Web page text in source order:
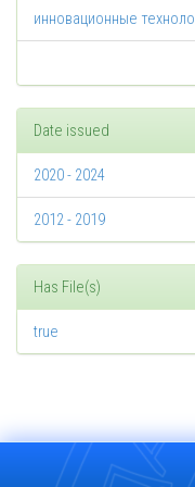
инновационные
Date issued
2020 - 2024
2012 - 2019
Has File(s)
true